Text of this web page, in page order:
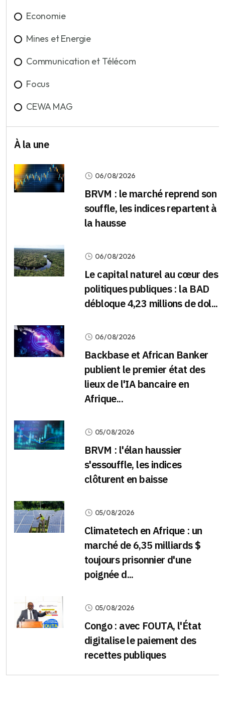
Economie
Mines et Energie
Communication et Télécom
Focus
CEWA MAG
À la une
06/08/2026
BRVM : le marché reprend son
souffle, les indices repartent à
la hausse
06/08/2026
Le capital naturel au cœur des
politiques publiques : la BAD
débloque 4,23 millions de dol...
06/08/2026
Backbase et African Banker
publient le premier état des
lieux de l'IA bancaire en
Afrique...
05/08/2026
BRVM : l'élan haussier
s'essouffle, les indices
clôturent en baisse
05/08/2026
Climatetech en Afrique : un
marché de 6,35 milliards $
toujours prisonnier d'une
poignée d...
05/08/2026
Congo : avec FOUTA, l'État
digitalise le paiement des
recettes publiques